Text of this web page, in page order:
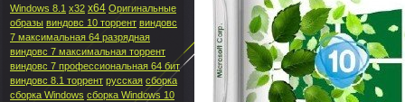
Windows 8.1 x32 x64 Оригинальные
образы виндовс 10 торрент виндовс
7 максимальная 64 разрядная
виндовс 7 максимальная торрент
виндовс 7 профессиональная 64 бит
виндовс 8.1 торрент русская сборка
сборка Windows сборка Windows 10